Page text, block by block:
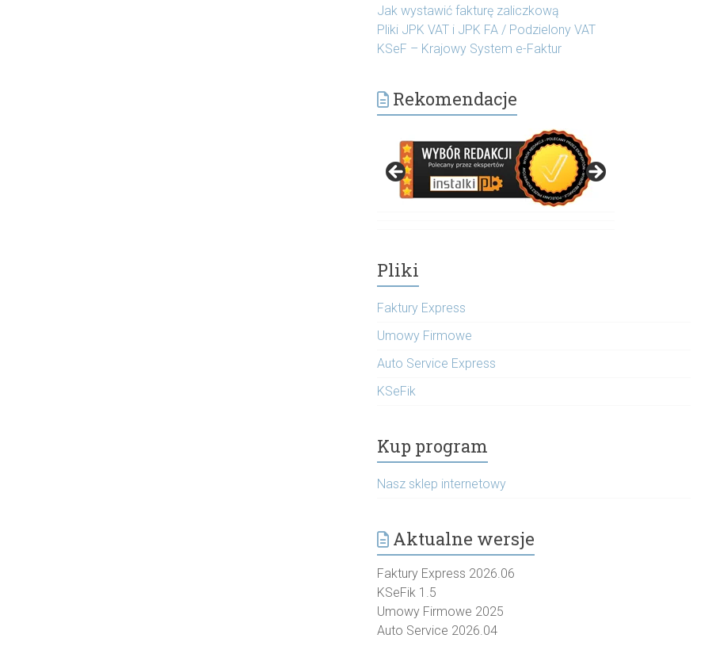
Jak wystawić fakturę zaliczkową
Pliki JPK VAT i JPK FA / Podzielony VAT
KSeF – Krajowy System e-Faktur
Rekomendacje
Pliki
Faktury Express
Umowy Firmowe
Auto Service Express
KSeFik
Kup program
Nasz sklep internetowy
Aktualne wersje
Faktury Express 2026.06
KSeFik 1.5
Umowy Firmowe 2025
Auto Service 2026.04